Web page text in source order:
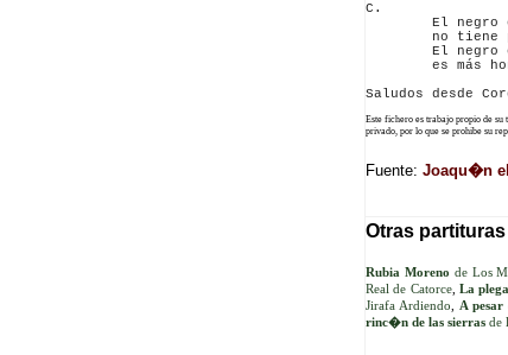
C.
El negro
no tiene
El negro
es más
Este fichero es trabajo propio de
privado, por lo que se prohibe su
Fuente: Joaqu�n
Otras
Rubia Moreno de Los
Real de Catorce,La
Jirafa Ardiendo
A pesar
rinc�n de las sierras de